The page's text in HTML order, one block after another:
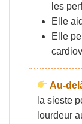
les
Elle
Elle
Au-
la sieste
lourdeur